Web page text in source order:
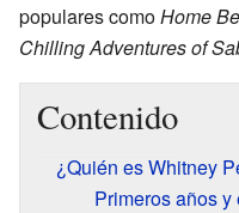
populares comoHome
Chilling Adventures of
Contenido
¿Quién es Whitney
Primeros años y